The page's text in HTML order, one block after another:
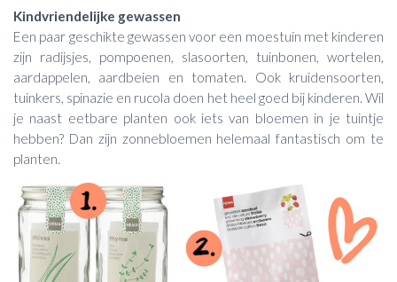
Kindvriendelijke gewassen
Een paar geschikte gewassen voor een moestuin met kinderen
zijn radijsjes, pompoenen, slasoorten, tuinbonen, wortelen,
aardappelen, aardbeien en tomaten. Ook kruidensoorten,
tuinkers, spinazie en rucola doen het heel goed bij kinderen. Wil
je naast eetbare planten ook iets van bloemen in je tuintje
hebben? Dan zijn zonnebloemen helemaal fantastisch om te
planten.